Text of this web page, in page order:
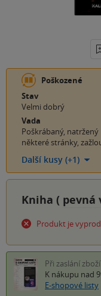
Poškozené
Stav
Velmi dobrý
Vada
Poškrábaný,
některé stránky,
Další kusy (+1)
Kniha ( pevná
Produkt je
Při zaslání
K nákupu nad
E-shopové listy